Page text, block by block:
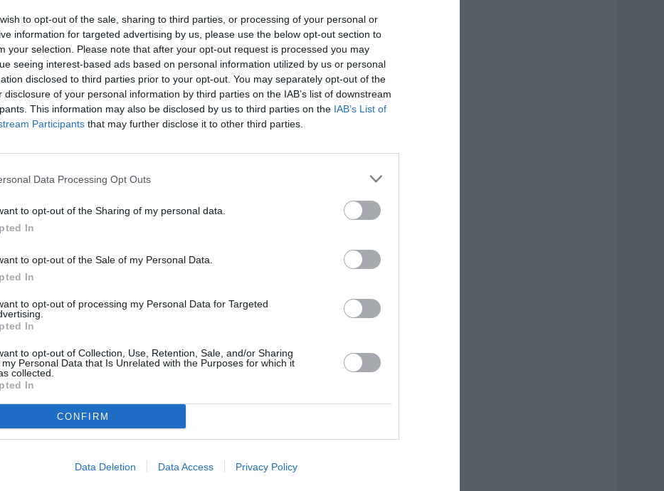
to opt-out of the sale, sharing to third parties, or processing of your personal or
information for targeted advertising by us, please use the below opt-out section to
your selection. Please note that after your opt-out request is processed you may
seeing interest-based ads based on personal information utilized by us or personal
disclosed to third parties prior to your opt-out. You may separately opt-out of the
disclosure of your personal information by third parties on the IAB’s list of downstream
This information may also be disclosed by us to third parties on the IAB’s List of
Participants that may further disclose it to other third parties.
Data Processing Opt Outs
to opt-out of the Sharing of my personal data.
In
to opt-out of the Sale of my Personal Data.
In
to opt-out of processing my Personal Data for Targeted
In
to opt-out of Collection, Use, Retention, Sale, and/or Sharing
my Personal Data that Is Unrelated with the Purposes for which it
collected.
In
CONFIRM
Data Deletion Data Access Privacy Policy
la Jurnalism. Tânăra a obţinut şansa să
după ce